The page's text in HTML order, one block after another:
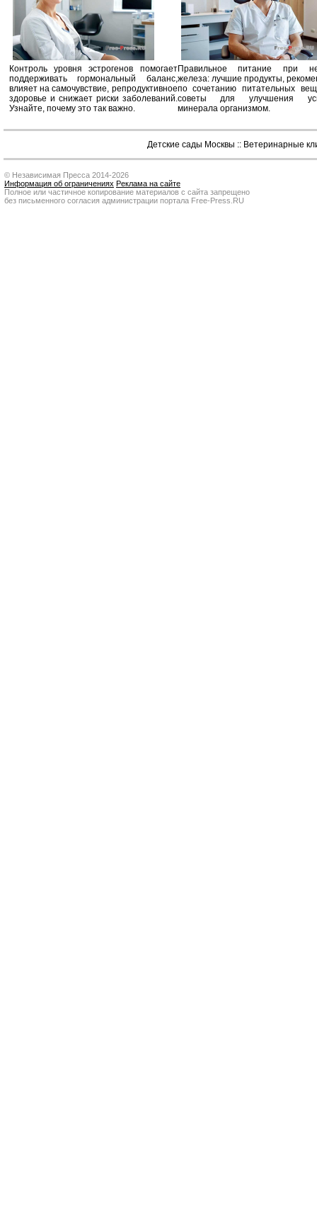
Контроль уровня эстрогенов помогает
поддерживать гормональный баланс,
влияет на самочувствие, репродуктивное
здоровье и снижает риски заболеваний.
Узнайте, почему это так важно.
Правильное питание при
железа: лучшие продукты,
по сочетанию питательных
советы для улучшения
минерала организмом.
Детские сады Москвы :: Ветеринарные
© Независимая Пресса 2014-2026
Информация об ограничениях Реклама на сайте
Полное или частичное копирование материалов с сайта запрещено
без письменного согласия администрации портала Free-Press.RU